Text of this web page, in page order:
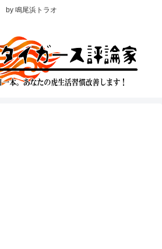
by 鳴尾浜トラオ